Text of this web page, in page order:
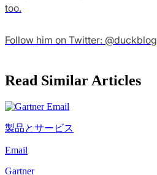
too.
Follow him on Twitter: @duckblog
Read Similar Articles
製品とサービス
Email
Gartner